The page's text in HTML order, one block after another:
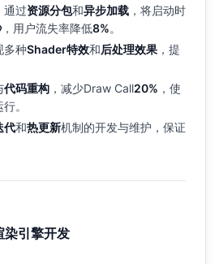
通过资源分包和异步加载 ，将启动时
，用户流失率降低8%。
多种Shader特效和后处理效果 ，提
代码重构 ，减少Draw Call20% ，使
。
代和热更新机制的开发与维护，保证
染引擎开发